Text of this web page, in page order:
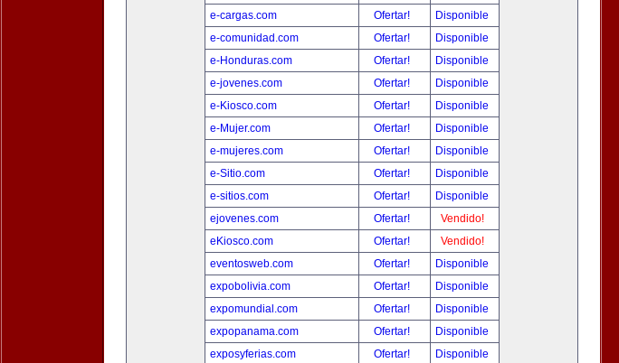
e-cargas.com
Ofertar!
Disponible
e-comunidad.com
Ofertar!
Disponible
e-Honduras.com
Ofertar!
Disponible
e-jovenes.com
Ofertar!
Disponible
e-Kiosco.com
Ofertar!
Disponible
e-Mujer.com
Ofertar!
Disponible
e-mujeres.com
Ofertar!
Disponible
e-Sitio.com
Ofertar!
Disponible
e-sitios.com
Ofertar!
Disponible
ejovenes.com
Ofertar!
Vendido!
eKiosco.com
Ofertar!
Vendido!
eventosweb.com
Ofertar!
Disponible
expobolivia.com
Ofertar!
Disponible
expomundial.com
Ofertar!
Disponible
expopanama.com
Ofertar!
Disponible
exposyferias.com
Ofertar!
Disponible